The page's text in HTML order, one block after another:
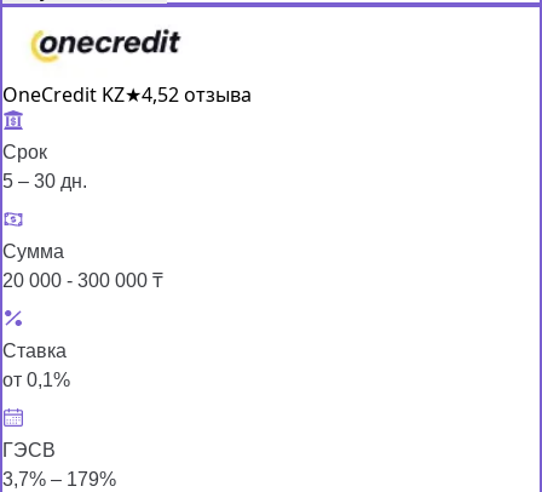
OneCredit KZ★4,52 отзыва
Срок
5 – 30 дн.
Сумма
20 000 - 300 000 ₸
Ставка
от 0,1%
ГЭСВ
3,7% – 179%